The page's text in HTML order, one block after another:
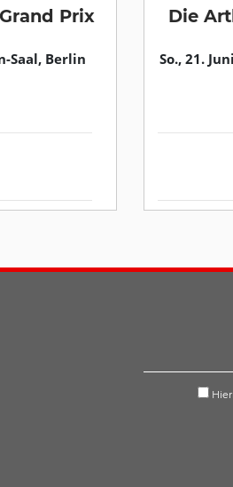
Prix
Saal, Berlin
Die
So., 21.